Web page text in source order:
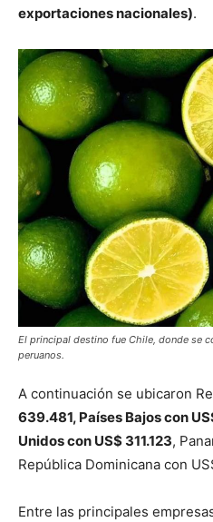
exportaciones nacionales).
El principal destino fue Chile, donde se
peruanos.
A continuación se ubicaron
639.481, Países Bajos con
Unidos con US$ 311.123,
República Dominicana con
Entre las principales